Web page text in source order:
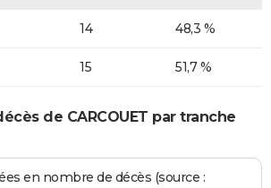
14 48,3 %
15 51,7 %
de CARCOUET par tranche
en nombre de décès (source :